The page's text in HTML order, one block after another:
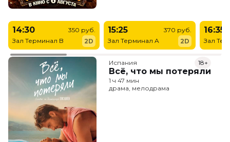
14:30
Зал Терминал B
350 руб.
2D
15:25
Зал Терминал A
370 руб.
2D
16:35
Зал
Испания
Всё, что мы потеряли
18+
1 ч 47 мин
драма, мелодрама